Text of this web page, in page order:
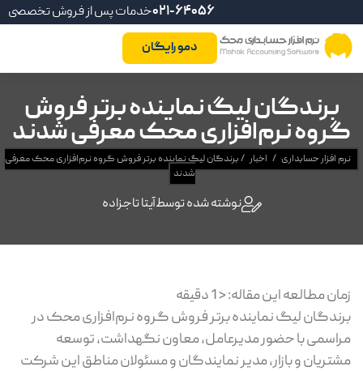
خدمات پس از فروش تخصصی021-64056
دمو رایگان
برندگان لیگ نماینده برتر فروش
گروه نرم‌افزاری محک معرفی شدند
نرم افزار حسابداری / اخبار /برندگان لیگ نماینده برتر فروش گروه نرم‌افزاری محک معرفی
شدند
نوشته شده توسطآیتا تاجزاده
زمان مطالعه این مقاله:< 1 دقیقه
برندگان لیگ نماینده برتر فروش گروه نرم‌افزاری محک در
مراسمی با حضور مدیرعامل، معاون نگهداشت، توسعه
مشتریان و بازار، مدیر نمایندگان و مسئولان مناطق این شرکت